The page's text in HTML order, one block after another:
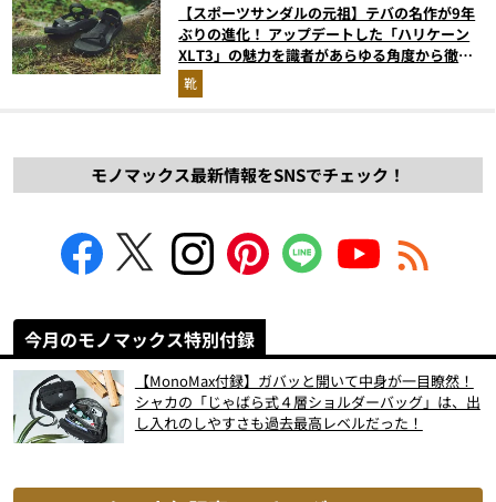
【スポーツサンダルの元祖】テバの名作が9年
ぶりの進化！ アップデートした「ハリケーン
XLT3」の魅力を識者があらゆる角度から徹底
解説！
靴
モノマックス最新情報をSNSでチェック！
今月のモノマックス特別付録
【MonoMax付録】ガバッと開いて中身が一目瞭然！
シャカの「じゃばら式４層ショルダーバッグ」は、出
し入れのしやすさも過去最高レベルだった！